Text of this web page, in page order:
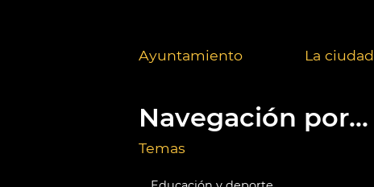
Ayuntamiento La ciudad
Navegación por...
Temas